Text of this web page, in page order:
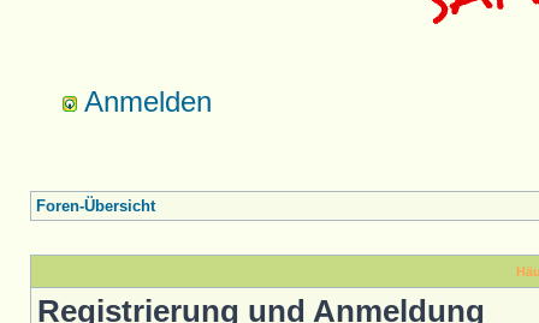
Anmelden
Foren-Übersicht
Registrierung und Anmeldung